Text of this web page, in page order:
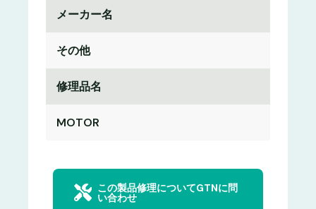
メーカー名
その他
修理品名
MOTOR
この製品修理についてGTNに問
い合わせ